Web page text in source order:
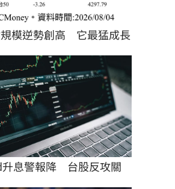
模逆勢創高　它最猛成長
息警報降　台股反攻關